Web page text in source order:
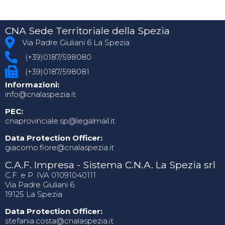
CNA Sede Territoriale della Spezia
Via Padre Giuliani 6 La Spezia
(+39)0187/598080
(+39)0187/598081
Informazioni:
info@cnalaspezia.it
PEC:
cnaprovinciale.sp@legalmail.it
Data Protection Officer:
giacomo.fiore@cnalaspezia.it
C.A.F. Impresa - Sistema C.N.A. La Spezia srl
C.F. e P. IVA 01091040111
Via Padre Giuliani 6
19125 La Spezia
Data Protection Officer:
stefania.costa@cnalaspezia.it